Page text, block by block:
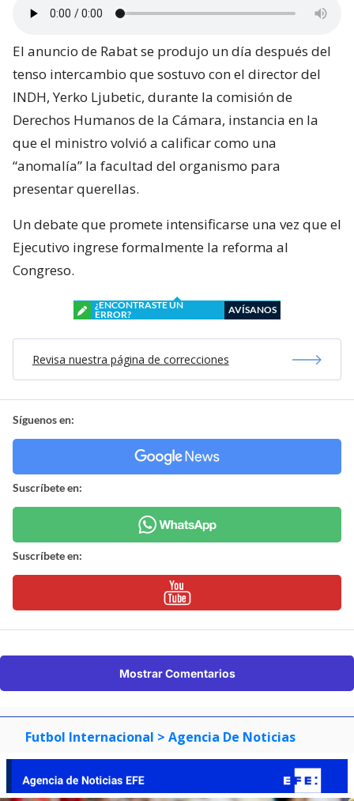
El anuncio de Rabat se produjo un día después del
tenso intercambio que sostuvo con el director del
INDH, Yerko Ljubetic, durante la comisión de
Derechos Humanos de la Cámara, instancia en la
que el ministro volvió a calificar como una
“anomalía” la facultad del organismo para
presentar querellas.
Un debate que promete intensificarse una vez que el
Ejecutivo ingrese formalmente la reforma al
Congreso.
¿ENCONTRASTE UN
ERROR?
AVÍSANOS
Revisa nuestra página de correcciones
Síguenos en:
Suscríbete en:
Suscríbete en:
Mostrar Comentarios
Futbol Internacional > Agencia De Noticias